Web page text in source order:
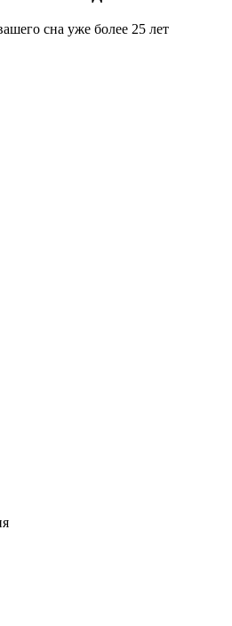
сна уже более 25 лет